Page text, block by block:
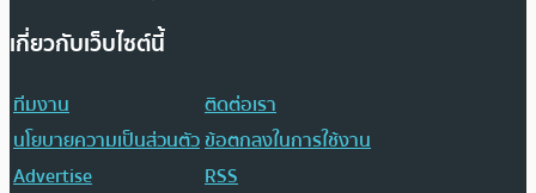
เกี่ยวกับเว็บไซต์นี้
ทีมงาน
ติดต่อเรา
นโยบายความเป็นส่วนตัวข้อตกลงในการใช้งาน
Advertise
RSS